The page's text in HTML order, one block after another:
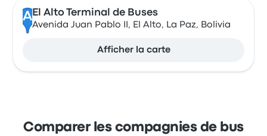
A El Alto Terminal de Buses
Avenida Juan Pablo II, El Alto, La Paz, Bolivia
Afficher la carte
Comparer les compagnies de bus